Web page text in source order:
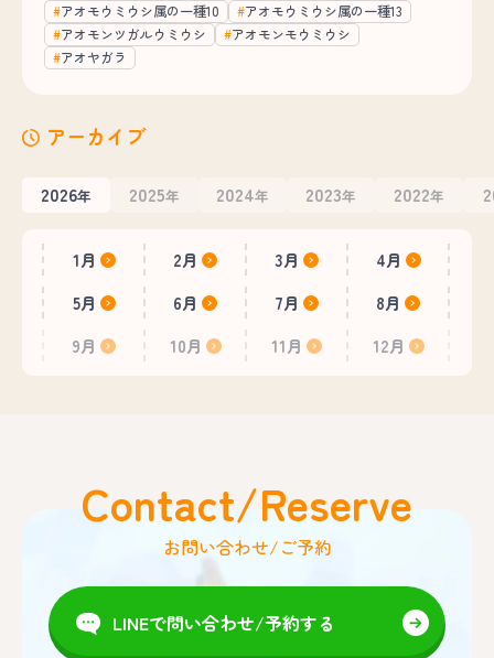
アオモウミウシ属の一種10
アオモウミウシ属の一種13
アオモンツガルウミウシ
アオモンモウミウシ
アオヤガラ
アーカイブ
2026年 2025年 2024年 2023年 2022年
1月 2月 3月
4月
5月
6月 7月
8月
9月
10月 11月 12月
Contact/Reserve
お問い合わせ/ご予約
LINEで問い合わせ/予約する